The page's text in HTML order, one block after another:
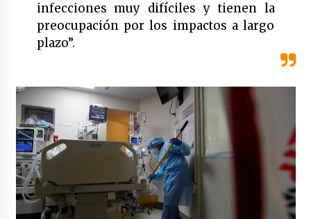
infecciones muy difíciles y tienen la
preocupación por los impactos a largo
plazo”.